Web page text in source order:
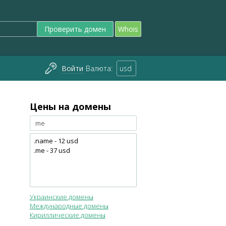
Проверить домен Whois
Войти Валюта: usd
Цены на домены
Украинские домены
Международные домены
Кириллические домены